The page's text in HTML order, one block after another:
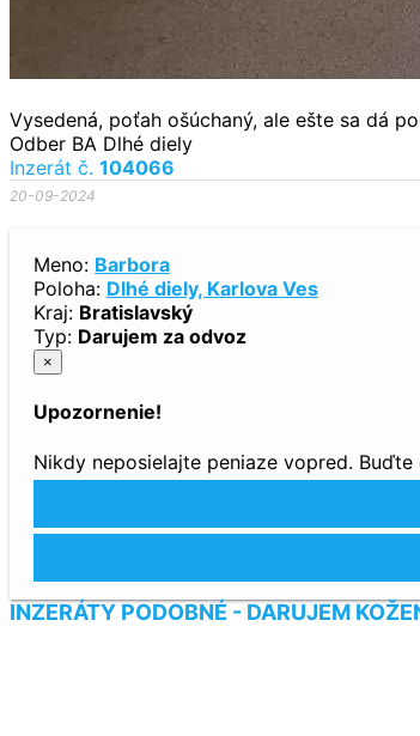
Vysedená, poťah ošúchaný, ale ešte sa dá
Odber BA Dlhé diely
Inzerát č. 104066
20-09-2024
Meno: Barbora
Poloha: Dlhé diely, Karlova Ves
Kraj: Bratislavský
Typ: Darujem za odvoz
×
Upozornenie!
Nikdy neposielajte peniaze vopred.
INZERÁTY PODOBNÉ - DARUJEM